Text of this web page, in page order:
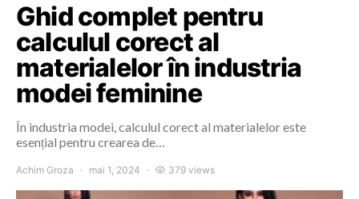
Ghid complet pentru
calculul corect al
materialelor în industria
modei feminine
În industria modei, calculul corect al materialelor este
esențial pentru crearea de…
Achim Groza mai 1, 2024 379 views